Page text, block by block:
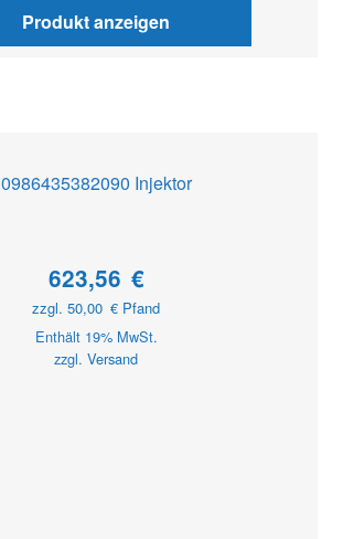
Produkt anzeigen
0986435382090 Injektor
623,56 €
zzgl. 50,00 € Pfand
Enthält 19% MwSt.
zzgl. Versand